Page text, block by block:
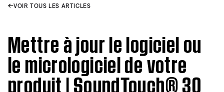
VOIR TOUS LES ARTICLES
Mettre à jour le logiciel ou
le micrologiciel de votre
produit | SoundTouch® 30